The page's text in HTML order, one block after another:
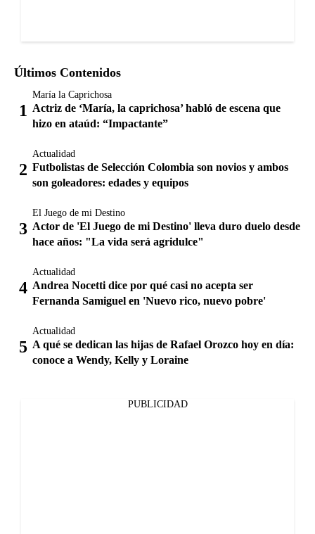
Últimos Contenidos
María la Caprichosa
Actriz de ‘María, la caprichosa’ habló de escena que
hizo en ataúd: “Impactante”
Actualidad
Futbolistas de Selección Colombia son novios y ambos
son goleadores: edades y equipos
El Juego de mi Destino
Actor de 'El Juego de mi Destino' lleva duro duelo desde
hace años: "La vida será agridulce"
Actualidad
Andrea Nocetti dice por qué casi no acepta ser
Fernanda Samiguel en 'Nuevo rico, nuevo pobre'
Actualidad
A qué se dedican las hijas de Rafael Orozco hoy en día:
conoce a Wendy, Kelly y Loraine
PUBLICIDAD